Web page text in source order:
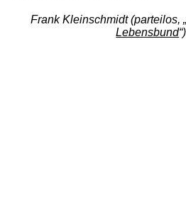
Frank Kleinschmidt (parteilos,
Lebensbund“)